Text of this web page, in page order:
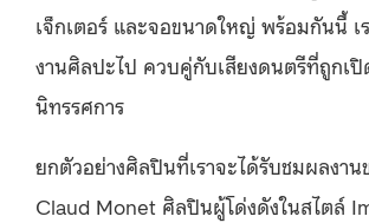
เจ็กเตอร์ และจอขนาดใหญ่ พร้อมกันนี้ เ
งานศิลปะไป ควบคู่กับเสียงดนตรีที่ถูกเ
นิทรรศการ
ยกตัวอย่างศิลปินที่เราจะได้รับชมผลงาน
Claud Monet ศิลปินผู้โด่งดังในสไตล์